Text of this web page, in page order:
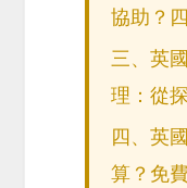
協助？
三、英
理：從
四、英
算？免